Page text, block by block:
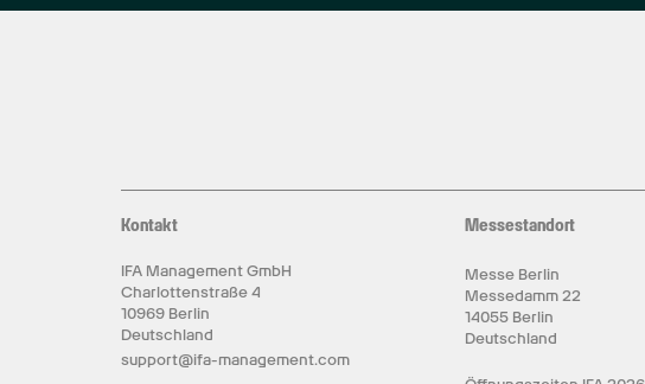
Kontakt
IFA Management GmbH
Charlottenstraße 4
10969 Berlin
Deutschland
support@ifa-management.com
Messestandort
Messe Berlin
Messedamm 22
14055 Berlin
Deutschland